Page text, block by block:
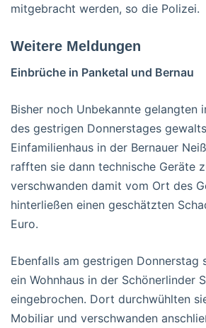
mitgebracht werden, so die Polizei.
Weitere Meldungen
Einbrüche in Panketal und Bernau
Bisher noch Unbekannte gelangten
des gestrigen Donnerstages
Einfamilienhaus in der Bernauer
rafften sie dann technische Geräte
verschwanden damit vom Ort des
hinterließen einen geschätzten
Euro.
Ebenfalls am gestrigen Donnerstag
ein Wohnhaus in der Schönerlinder
eingebrochen. Dort durchwühlten
Mobiliar und verschwanden